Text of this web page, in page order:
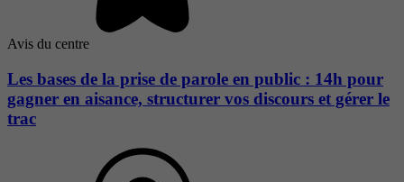
Avis du centre
Les bases de la prise de parole en public : 14h pour
gagner en aisance, structurer vos discours et gérer le
trac